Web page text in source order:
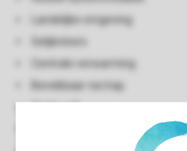
Landelijke omgeving
Gelijkvloers
Centrale verwarming
Bereikbaar via trap